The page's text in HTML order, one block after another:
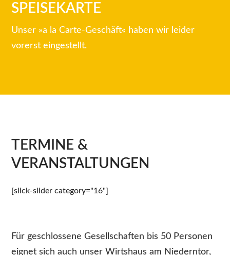
SPEISEKARTE
Unser »a la Carte-Geschäft« haben wir leider
vorerst eingestellt.
TERMINE &
VERANSTALTUNGEN
[slick-slider category="16"]
Für geschlossene Gesellschaften bis 50 Personen
eignet sich auch unser Wirtshaus am Niederntor,